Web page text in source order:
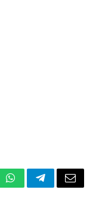
WhatsAppTelegramEmail